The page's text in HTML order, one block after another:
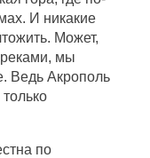
И никакие
Может,
мы
Ведь Акрополь
по